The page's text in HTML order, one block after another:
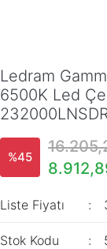
Ledram
6500K Led
%45
Liste Fiyatı
Stok Kodu